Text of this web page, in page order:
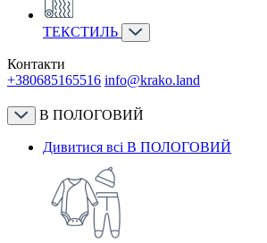
ТЕКСТИЛЬ
Контакти
+380685165516 info@krako.land
В ПОЛОГОВИЙ
Дивитися всі В ПОЛОГОВИЙ